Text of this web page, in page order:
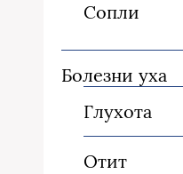
Сопли
Болезни уха
Глухота
Отит